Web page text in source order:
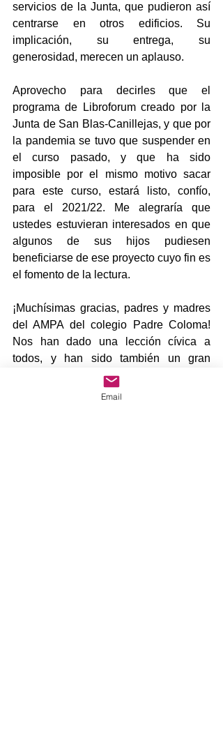
servicios de la Junta, que pudieron así
centrarse en otros edificios. Su
implicación, su entrega, su
generosidad, merecen un aplauso.
Aprovecho para decirles que el
programa de Libroforum creado por la
Junta de San Blas-Canillejas, y que por
la pandemia se tuvo que suspender en
el curso pasado, y que ha sido
imposible por el mismo motivo sacar
para este curso, estará listo, confío,
para el 2021/22. Me alegraría que
ustedes estuvieran interesados en que
algunos de sus hijos pudiesen
beneficiarse de ese proyecto cuyo fin es
el fomento de la lectura.
¡Muchísimas gracias, padres y madres
del AMPA del colegio Padre Coloma!
Nos han dado una lección cívica a
todos, y han sido también un gran
ejemplo para sus hijos.
Email